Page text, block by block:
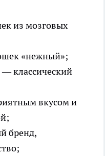
из мозговых
«нежный»;
классический
вкусом и
бренд,